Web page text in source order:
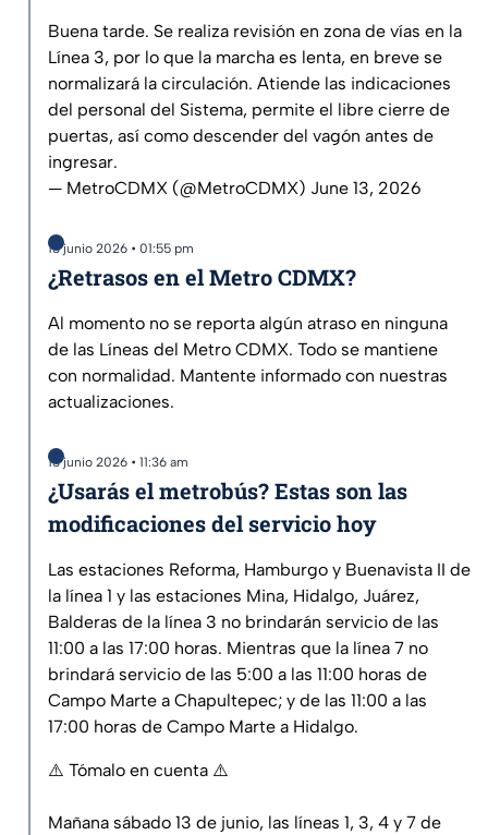
Buena tarde. Se realiza revisión en zona de vías en la
Línea 3, por lo que la marcha es lenta, en breve se
normalizará la circulación. Atiende las indicaciones
del personal del Sistema, permite el libre cierre de
puertas, así como descender del vagón antes de
ingresar.
— MetroCDMX (@MetroCDMX) June 13, 2026
13 junio 2026 • 01:55 pm
¿Retrasos en el Metro CDMX?
Al momento no se reporta algún atraso en ninguna
de las Líneas del Metro CDMX. Todo se mantiene
con normalidad. Mantente informado con nuestras
actualizaciones.
13 junio 2026 • 11:36 am
¿Usarás el metrobús? Estas son las
modificaciones del servicio hoy
Las estaciones Reforma, Hamburgo y Buenavista II de
la línea 1 y las estaciones Mina, Hidalgo, Juárez,
Balderas de la línea 3 no brindarán servicio de las
11:00 a las 17:00 horas. Mientras que la línea 7 no
brindará servicio de las 5:00 a las 11:00 horas de
Campo Marte a Chapultepec; y de las 11:00 a las
17:00 horas de Campo Marte a Hidalgo.
⚠️ Tómalo en cuenta ⚠️
Mañana sábado 13 de junio, las líneas 1, 3, 4 y 7 de